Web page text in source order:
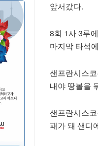
앞서갔다.
8회 1사 3루
마지막 타석
샌프란시스
내야 땅볼을
샌프란시스
패가 돼 샌디